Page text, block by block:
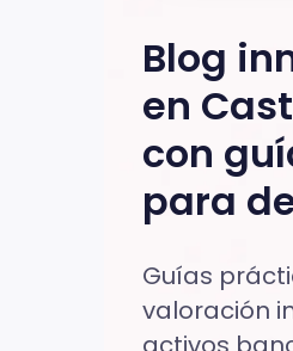
Blog
en
con
para
Guías
valoración